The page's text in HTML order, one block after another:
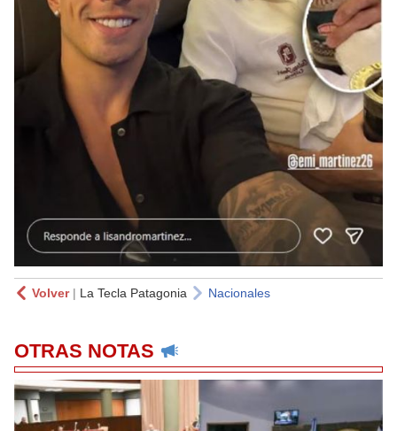
Volver| La Tecla Patagonia Nacionales
OTRAS NOTAS